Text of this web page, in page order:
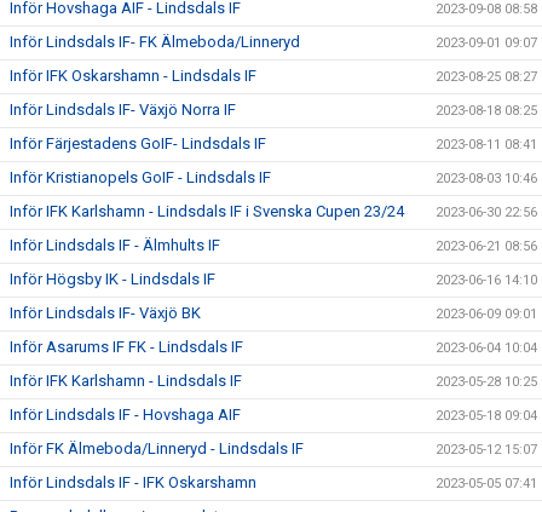
Inför Hovshaga AIF - Lindsdals IF 2023-09-08 08:58
Inför Lindsdals IF- FK Älmeboda/Linneryd 2023-09-01 09:07
Inför IFK Oskarshamn - Lindsdals IF 2023-08-25 08:27
Inför Lindsdals IF- Växjö Norra IF 2023-08-18 08:25
Inför Färjestadens GoIF- Lindsdals IF 2023-08-11 08:41
Inför Kristianopels GoIF - Lindsdals IF 2023-08-03 10:46
Inför IFK Karlshamn - Lindsdals IF i Svenska Cupen 23/24 2023-06-30 22:56
Inför Lindsdals IF - Älmhults IF 2023-06-21 08:56
Inför Högsby IK - Lindsdals IF 2023-06-16 14:10
Inför Lindsdals IF- Växjö BK 2023-06-09 09:01
Inför Asarums IF FK - Lindsdals IF 2023-06-04 10:04
Inför IFK Karlshamn - Lindsdals IF 2023-05-28 10:25
Inför Lindsdals IF - Hovshaga AIF 2023-05-18 09:04
Inför FK Älmeboda/Linneryd - Lindsdals IF 2023-05-12 15:07
Inför Lindsdals IF - IFK Oskarshamn 2023-05-05 07:41